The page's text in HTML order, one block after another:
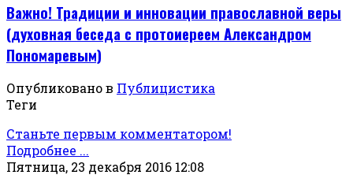
Важно! Традиции и инновации православной веры
(духовная беседа с протоиереем Александром
Пономаревым)
Опубликовано в Публицистика
Теги
Станьте первым комментатором!
Подробнее ...
Пятница, 23 декабря 2016 12:08